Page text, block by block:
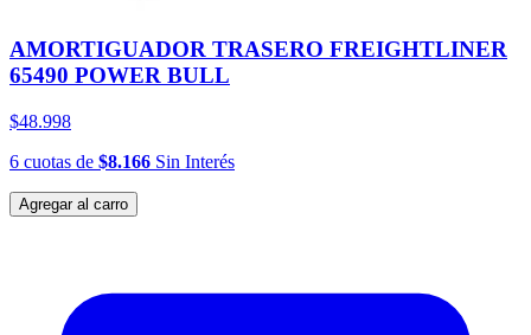
AMORTIGUADOR TRASERO FREIGHTLINER
65490 POWER BULL
$48.998
6 cuotas de $8.166 Sin Interés
Agregar al carro